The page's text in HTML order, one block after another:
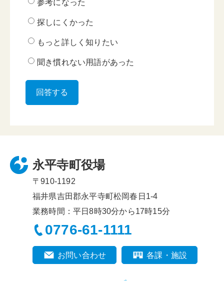
参考になった
探しにくかった
もっと詳しく知りたい
聞き慣れない用語があった
永平寺町役場
〒910-1192
福井県吉田郡永平寺町松岡春日1-4
業務時間：平日8時30分から17時15分
0776-61-1111
お問い合わせ 各課・施設